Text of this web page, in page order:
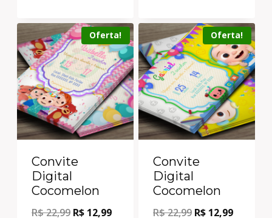
Oferta!
Convite
Digital
Cocomelon
R$22,99 R$ 12,99
Oferta!
Convite
Digital
Cocomelon
R$22,99 R$ 12,99